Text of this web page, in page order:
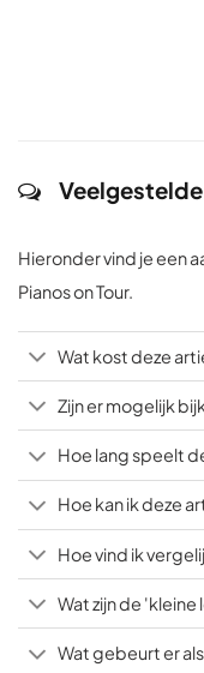
Veelgestelde
Hieronder vind je een
Pianos on Tour.
Wat kost deze
Zijn er mogelijk
Hoe lang speelt
Hoe kan ik deze
Hoe vind ik
Wat zijn de
Wat gebeurt er